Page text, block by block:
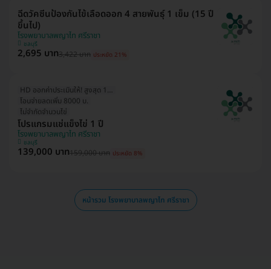
ฉีดวัคซีนป้องกันไข้เลือดออก 4 สายพันธุ์ 1 เข็ม (15 ปี
ขึ้นไป)
โรงพยาบาลพญาไท ศรีราชา
ชลบุรี
2,695 บาท3,422 บาท ประหยัด 21%
HD ออกค่าประเมินให้! สูงสุด 1500 บ.
โอนจ่ายลดเพิ่ม 8000 บ.
ไม่จำกัดจำนวนไข่
โปรแกรมแช่แข็งไข่ 1 ปี
โรงพยาบาลพญาไท ศรีราชา
ชลบุรี
139,000 บาท159,000 บาท ประหยัด 8%
หน้ารวม โรงพยาบาลพญาไท ศรีราชา